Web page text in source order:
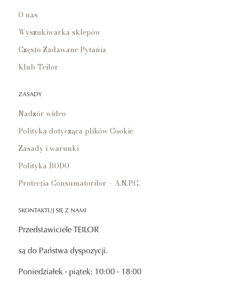
O nas
Wyszukiwarka sklepów
Często Zadawane Pytania
Klub Teilor
ZASADY
Nadzór wideo
Polityka dotycząca plików Cookie
Zasady i warunki
Polityka RODO
Protecția Consumatorilor – A.N.P.C.
SKONTAKTUJ SIĘ Z NAMI
Przedstawiciele TEILOR
są do Państwa dyspozycji.
Poniedziałek - piątek: 10:00 - 18:00